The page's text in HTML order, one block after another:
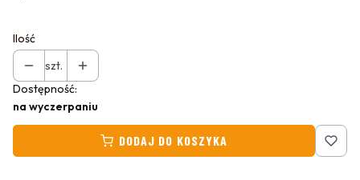
Ilość
szt.
Dostępność:
na wyczerpaniu
DODAJ DO KOSZYKA